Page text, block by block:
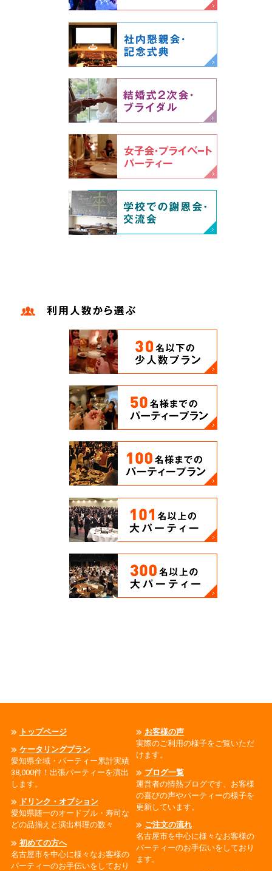
トップページ
ケータリングプラン
愛知県全域・パーティー累計実績
38,000件！出張パーティーを演出
します。
ドリンク・オプション
愛知県随一のオードブル・寿司な
どの品揃えと演出料理の数々
初めての方へ
名古屋市を中心に様々なお客様の
パーティーのお手伝いをしており
お客様の声
実際のご利用の様子をご覧いただ
けます。
ブログ一覧
運営者の情熱ブログです、お客様
の喜びの声やパーティーの様子を
更新しています。
ご注文の流れ
名古屋市を中心に様々なお客様の
パーティーのお手伝いをしており
ます。